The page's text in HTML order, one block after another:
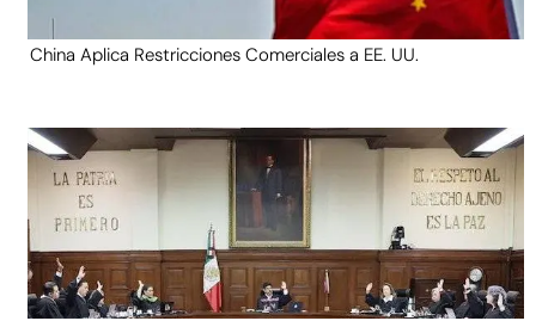
China Aplica Restricciones Comerciales a EE. UU.